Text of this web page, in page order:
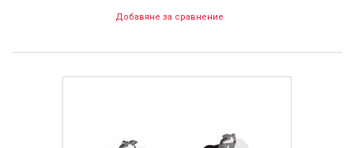
Добавяне за сравнение